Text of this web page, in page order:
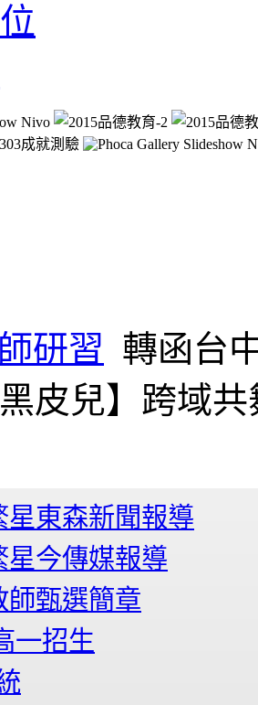
研習 轉函台
黑皮兒】跨域
星東森新聞報導
星今傳媒報導
師甄選簡章
一招生